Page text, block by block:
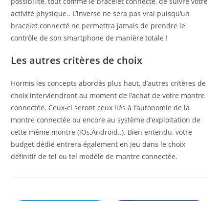
activité physique.. L’inverse ne sera pas vrai puisqu’un
bracelet connecté ne permettra jamais de prendre le
contrôle de son smartphone de manière totale !
Les autres critères de choix
Hormis les concepts abordés plus haut, d’autres critères de
choix interviendront au moment de l’achat de votre montre
connectée. Ceux-ci seront ceux liés à l’autonomie de la
montre connectée ou encore au système d’exploitation de
cette même montre (iOs,Android..). Bien entendu, votre
budget dédié entrera également en jeu dans le choix
définitif de tel ou tel modèle de montre connectée.